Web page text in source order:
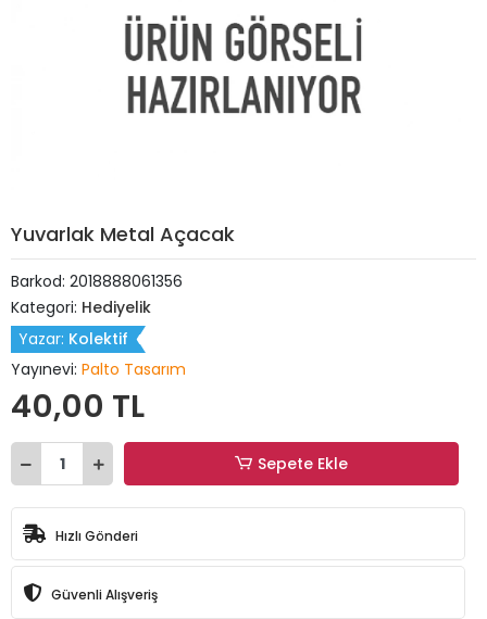
Yuvarlak Metal Açacak
Barkod: 2018888061356
Kategori: Hediyelik
Yazar: Kolektif
Yayınevi: Palto Tasarım
40,00 TL
Sepete Ekle
Hızlı Gönderi
Güvenli Alışveriş